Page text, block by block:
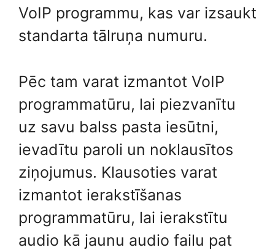
VoIP programmu, kas var izsaukt
standarta tālruņa numuru.
Pēc tam varat izmantot VoIP
programmatūru, lai piezvanītu
uz savu balss pasta iesūtni,
ievadītu paroli un noklausītos
ziņojumus. Klausoties varat
izmantot ierakstīšanas
programmatūru, lai ierakstītu
audio kā jaunu audio failu pat